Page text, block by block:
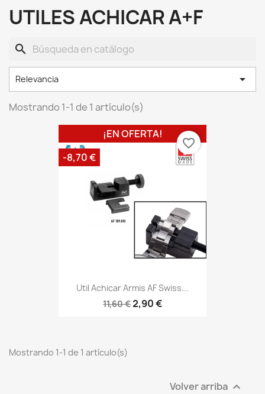
UTILES ACHICAR A+F
search
Relevancia 
Mostrando 1-1 de 1 artículo(s)
Util Achicar Armis AF Swiss...
11,60 €2,90 €
¡EN OFERTA!
-8,70 €
favorite_border
Mostrando 1-1 de 1 artículo(s)
Volver arriba 